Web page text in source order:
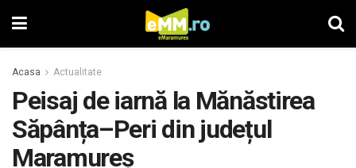
Acasa Actualitate
Peisaj de iarnă la Mănăstirea
Săpânța–Peri din județul
Maramureș